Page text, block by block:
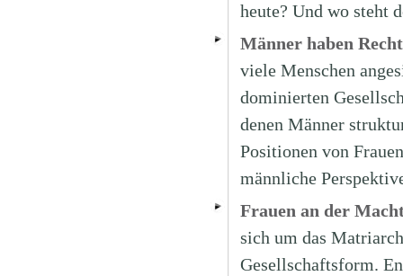
heute? Und wo steht
Männer haben
viele Menschen
dominierten
denen Männer
Positionen von
männliche
Frauen an der
sich um das
Gesellschaftsform.